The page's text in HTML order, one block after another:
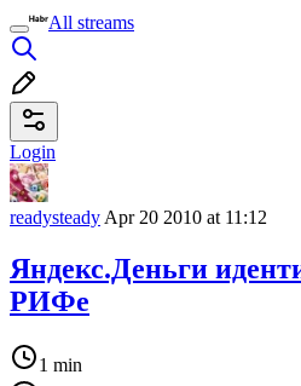
All streams
Login
readysteady Apr 20 2010 at 11:12
Яндекс.Деньги
РИФе
1 min